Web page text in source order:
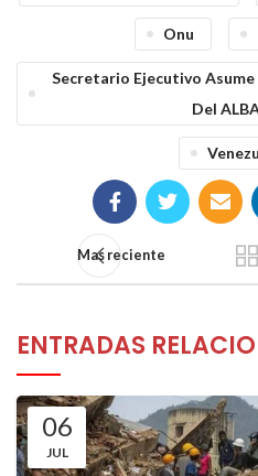
Onu
Secretario Ejecutivo
Del
Mas reciente
ENTRADAS
06
JUL